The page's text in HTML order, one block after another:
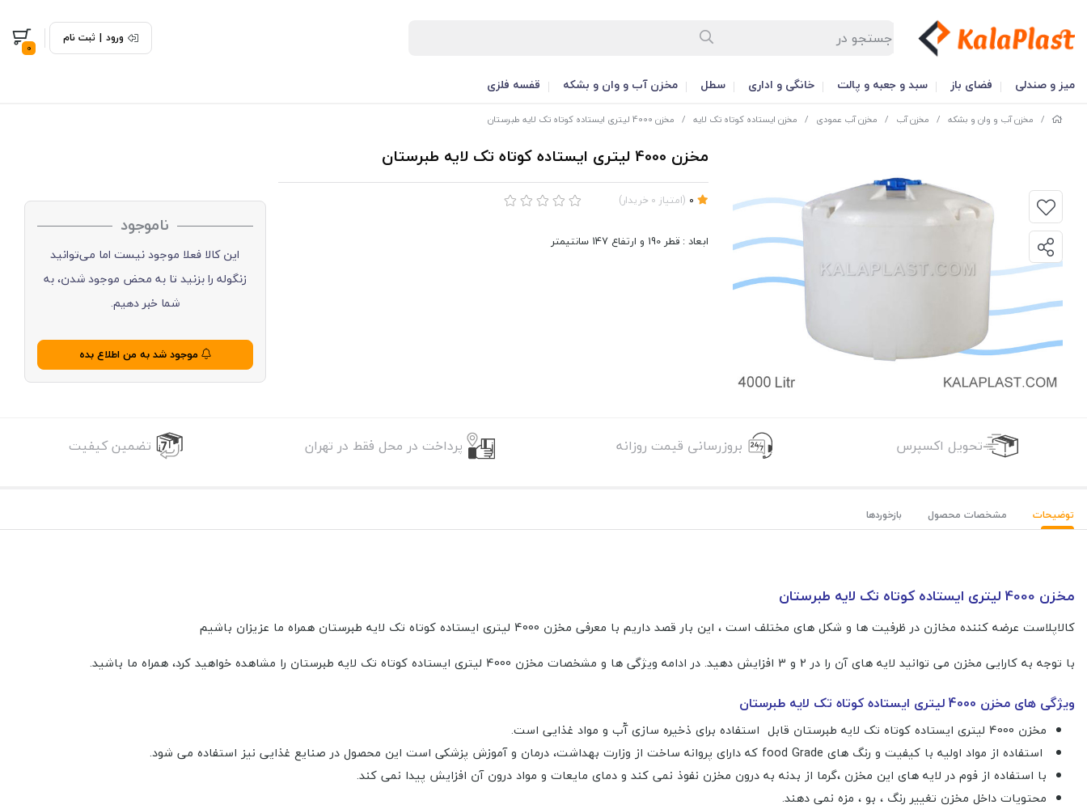
ورود | ثبت نام
0
میز و صندلی فضای باز سبد و جعبه و پالت خانگی و اداری سطل مخزن آب و وان و بشکه قفسه فلزی
/ مخزن آب و وان و بشکه / مخزن آب / مخزن آب عمودی / مخزن ایستاده کوتاه تک لایه / مخزن 4000 لیتری ایستاده کوتاه تک لایه طبرستان
مخزن 4000 لیتری ایستاده کوتاه تک لایه طبرستان
(امتیاز 0 خریدار)
ابعاد : قطر 190 و ارتفاع 147 سانتیمتر
ناموجود
این کالا فعلا موجود نیست اما می‌توانید
زنگوله را بزنید تا به محض موجود شدن، به
شما خبر دهیم.
موجود شد به من اطلاع بده
تحویل اکسپرس بروزرسانی قیمت روزانه پرداخت در محل فقط در تهران تضمین کیفیت
توضیحات مشخصات محصول بازخوردها
مخزن 4000 لیتری ایستاده کوتاه تک لایه طبرستان
کالاپلاست عرضه کننده مخازن در ظرفیت ها و شکل های مختلف است ، این بار قصد داریم با معرفی مخزن 4000 لیتری ایستاده کوتاه تک لایه طبرستان همراه ما عزیزان باشیم
با توجه به کارایی مخزن می توانید لایه های آن را در 2 و 3 افزایش دهید. در ادامه ویژگی ها و مشخصات مخزن 4000 لیتری ایستاده کوتاه تک لایه طبرستان را مشاهده خواهید کرد، همراه ما باشید.
ویژگی های مخزن 4000 لیتری ایستاده کوتاه تک لایه طبرستان
مخزن 4000 لیتری ایستاده کوتاه تک لایه طبرستان قابل استفاده برای ذخیره سازی آّب و مواد غذایی است.
استفاده از مواد اولیه با کیفیت و رنگ های food Grade
که دارای پروانه ساخت از وزارت بهداشت، درمان و آموزش پزشکی است این محصول در صنایع غذایی نیز استفاده می شود.
با استفاده از فوم در لایه های این مخزن ،گرما از بدنه به درون مخزن نفوذ نمی کند و دمای مایعات و مواد درون آن افزایش پیدا نمی کند.
محتویات داخل مخزن تغییر رنگ ، بو ، مزه نمی دهند.